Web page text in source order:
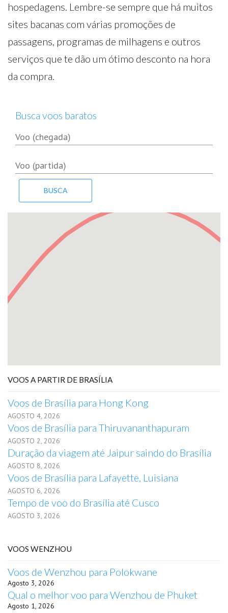
hospedagens. Lembre-se sempre que há muitos
sites bacanas com várias promoções de
passagens, programas de milhagens e outros
serviços que te dão um ótimo desconto na hora
da compra.
Busca voos baratos
VOOS A PARTIR DE BRASÍLIA
Voos de Brasília para Hong Kong
AGOSTO 4, 2026
Voos de Brasília para Thiruvananthapuram
AGOSTO 2, 2026
Duração da viagem até Jaipur saindo do Brasília
AGOSTO 8, 2026
Voos de Brasília para Lafayette, Luisiana
AGOSTO 6, 2026
Tempo de voo do Brasília até Cusco
AGOSTO 3, 2026
VOOS WENZHOU
Voos de Wenzhou para Polokwane
Agosto 3, 2026
Qual o melhor voo para Wenzhou de Phuket
Agosto 1, 2026